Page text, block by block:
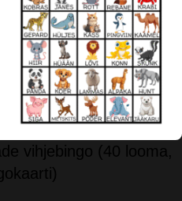
vihjebingo (40 looma,